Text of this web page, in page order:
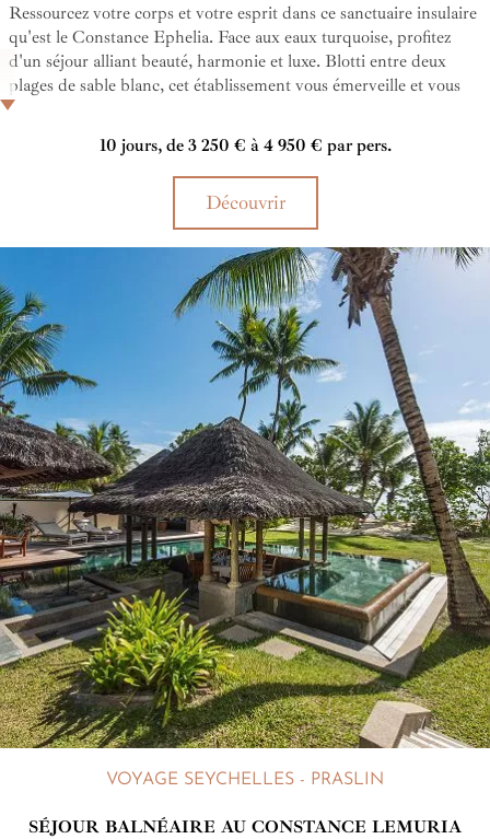
Ressourcez votre corps et votre esprit dans ce sanctuaire insulaire
qu'est le Constance Ephelia. Face aux eaux turquoise, profitez
d'un séjour alliant beauté, harmonie et luxe. Blotti entre deux
plages de sable blanc, cet établissement vous émerveille et vous
relaxe. La nature et le confort ne font qu'un dans cet hôtel des
10 jours, de 3 250 € à 4 950 € par pers.
Découvrir
VOYAGE SEYCHELLES - PRASLIN
SÉJOUR BALNÉAIRE AU CONSTANCE LEMURIA